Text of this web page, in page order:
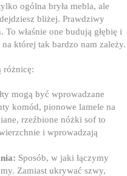
ogólna bryła mebla, ale
bliżej. Prawdziwy
właśnie one budują głębię i
której tak bardzo nam zależy.
różnicę:
mogą być wprowadzane
komód, pionowe lamele na
rzeźbione nóżki sof to
i wprowadzają
Sposób, w jaki łączymy
Zamiast ukrywać szwy,